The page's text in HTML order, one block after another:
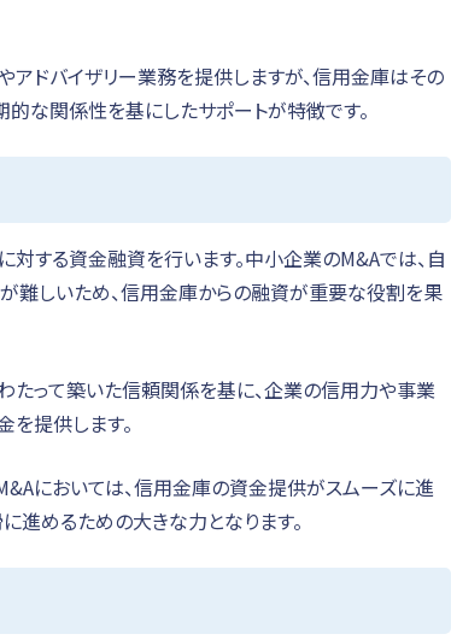
ドバイザリー業務を提供しますが、信用金庫はその
な関係性を基にしたサポートが特徴です。
する資金融資を行います。中小企業のM&Aでは、自
難しいため、信用金庫からの融資が重要な役割を果
たって築いた信頼関係を基に、企業の信用力や事業
提供します。
においては、信用金庫の資金提供がスムーズに進
進めるための大きな力となります。